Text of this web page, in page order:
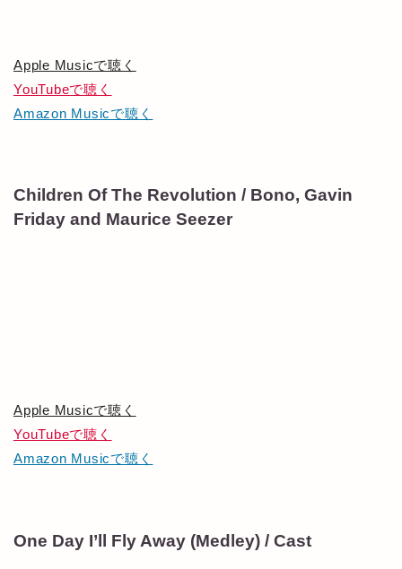
Apple Musicで聴く
YouTubeで聴く
Amazon Musicで聴く
Children Of The Revolution / Bono, Gavin
Friday and Maurice Seezer
Apple Musicで聴く
YouTubeで聴く
Amazon Musicで聴く
One Day I’ll Fly Away (Medley) / Cast